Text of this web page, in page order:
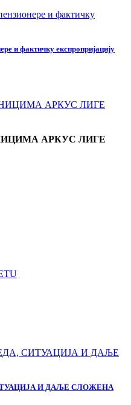
и фактичку експропријацију
АРКУС ЛИГЕ
И ДАЉЕ СЛОЖЕНА